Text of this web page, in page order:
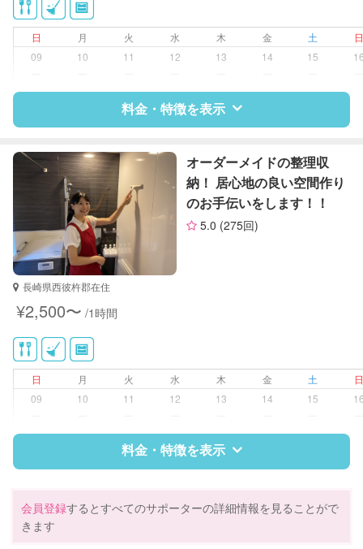
ゴミの分別/ゴミ出し
近隣買い物
庭の手入れ/植木の水やり
日 月 火 水 木 金 土
09
10 11 12 13 14 15
料金・特徴を表示
特徴 料金 レビュー
サポートの特徴
資格
クリーニングの受け渡し/引き取り
ゴミの分別/ゴミ出し
近隣買い物
作り置き料理
早朝対応
片付け/整理整頓
オーダーメイドの整理収
納！ 居心地の良い空間作り
のお手伝いをします！！
5.0 (275回)
長崎県西彼杵郡在住
¥2,500〜 /1時間
日 月 火 水 木 金 土
09
10 11 12 13 14 15
料金・特徴を表示
会員登録するとすべてのサポーターの詳細情報を見ることがで
きます